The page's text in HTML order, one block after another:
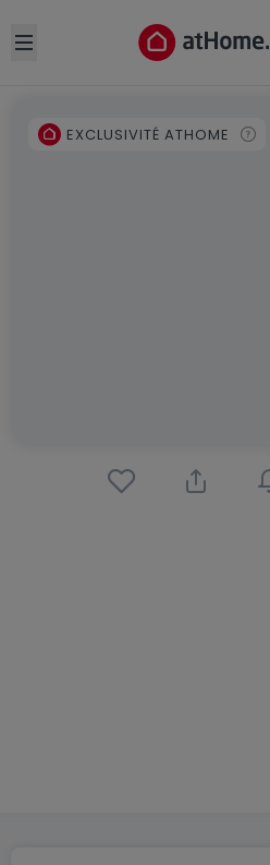
Open sidebar
EXCLUSIVITÉ ATHOME